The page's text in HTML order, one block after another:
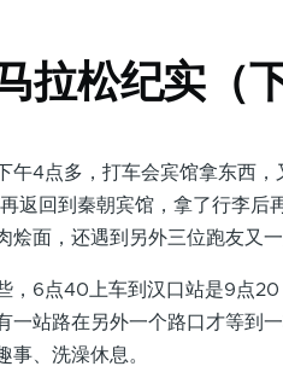
拉松纪实（下
4点多，打车会宾馆拿东西，
返回到秦朝宾馆，拿了行李后
烩面，还遇到另外三位跑友又
6点40上车到汉口站是9点20
一站路在另外一个路口才等到
事、洗澡休息。